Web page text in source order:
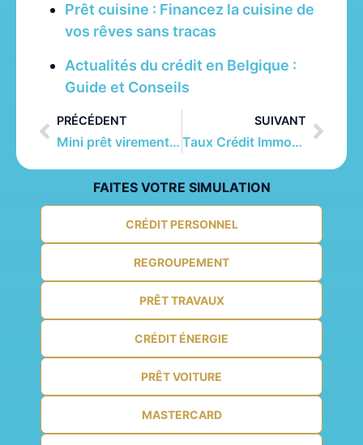
Prêt cuisine : Financez la cuisine de
vos rêves sans tracas
Actualités du crédit en Belgique :
Guide et Conseils
PRÉCÉDENT
Mini prêt virement immédiat Belgique : Important
SUIVANT
Taux Crédit Immobilier Belgique : Meilleurs Taux 2025
FAITES VOTRE SIMULATION
CRÉDIT PERSONNEL
REGROUPEMENT
PRÊT TRAVAUX
CRÉDIT ÉNERGIE
PRÊT VOITURE
MASTERCARD